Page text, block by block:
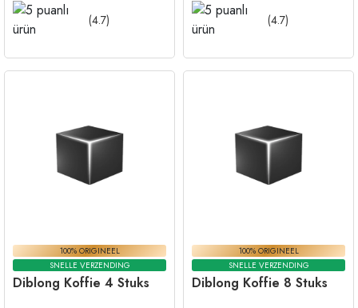
(4.7 ) (4.7 )
SNELLE VERZENDING
Diblong Koffie 4 Stuks
€12,76
SNELLE VERZENDING
Diblong Koffie 8 Stuks
€21,28